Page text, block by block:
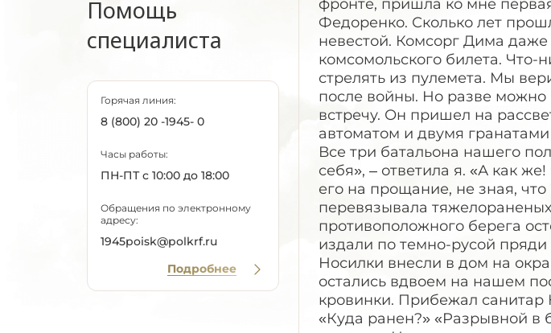
Помощь
специалиста
Горячая линия:
8 (800) 20 -1945- 0
Часы работы:
ПН-ПТ с 10:00 до 18:00
Обращения по электронному
адресу:
1945poisk@polkrf.ru
Подробнее